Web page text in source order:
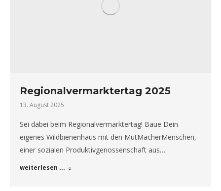
Regionalvermarktertag 2025
13. August 2025
Sei dabei beim Regionalvermarktertag! Baue Dein
eigenes Wildbienenhaus mit den MutMacherMenschen,
einer sozialen Produktivgenossenschaft aus…
weiterlesen ...